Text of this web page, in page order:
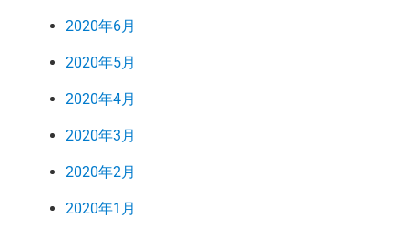
2020年6月
2020年5月
2020年4月
2020年3月
2020年2月
2020年1月